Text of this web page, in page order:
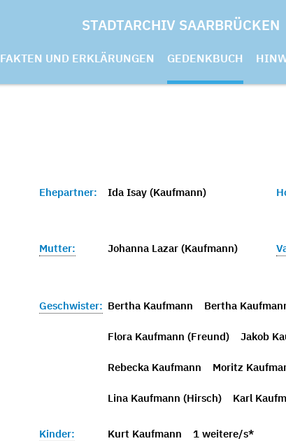
STADTARCHIV SAARBRÜCKEN
FAKTEN UND ERKLÄRUNGEN GEDENKBUCH
Ehepartner: Ida Isay (Kaufmann)
Mutter: Johanna Lazar (Kaufmann)
Geschwister: Bertha Kaufmann Bertha
Flora Kaufmann (Freund) Jakob
Rebecka Kaufmann Moritz
Lina Kaufmann (Hirsch) Karl
Kinder: Kurt Kaufmann 1 weitere/s*